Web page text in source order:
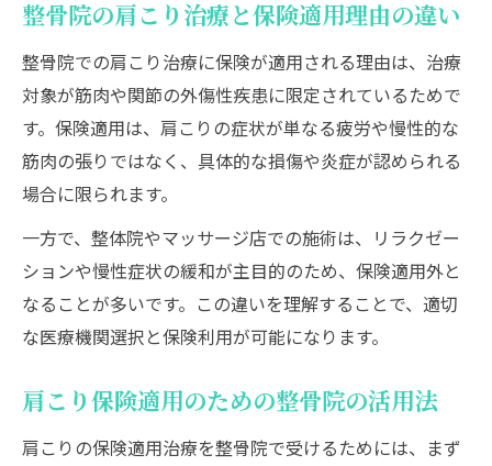
整骨院の肩こり治療と保険適用理由の違い
整骨院での肩こり治療に保険が適用される理由は、治療
対象が筋肉や関節の外傷性疾患に限定されているためで
す。保険適用は、肩こりの症状が単なる疲労や慢性的な
筋肉の張りではなく、具体的な損傷や炎症が認められる
場合に限られます。
一方で、整体院やマッサージ店での施術は、リラクゼー
ションや慢性症状の緩和が主目的のため、保険適用外と
なることが多いです。この違いを理解することで、適切
な医療機関選択と保険利用が可能になります。
肩こり保険適用のための整骨院の活用法
肩こりの保険適用治療を整骨院で受けるためには、まず